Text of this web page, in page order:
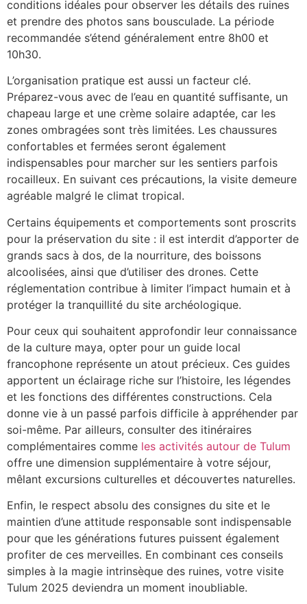
conditions idéales pour observer les détails des ruines
et prendre des photos sans bousculade. La période
recommandée s’étend généralement entre 8h00 et
10h30.
L’organisation pratique est aussi un facteur clé.
Préparez-vous avec de l’eau en quantité suffisante, un
chapeau large et une crème solaire adaptée, car les
zones ombragées sont très limitées. Les chaussures
confortables et fermées seront également
indispensables pour marcher sur les sentiers parfois
rocailleux. En suivant ces précautions, la visite demeure
agréable malgré le climat tropical.
Certains équipements et comportements sont proscrits
pour la préservation du site : il est interdit d’apporter de
grands sacs à dos, de la nourriture, des boissons
alcoolisées, ainsi que d’utiliser des drones. Cette
réglementation contribue à limiter l’impact humain et à
protéger la tranquillité du site archéologique.
Pour ceux qui souhaitent approfondir leur connaissance
de la culture maya, opter pour un guide local
francophone représente un atout précieux. Ces guides
apportent un éclairage riche sur l’histoire, les légendes
et les fonctions des différentes constructions. Cela
donne vie à un passé parfois difficile à appréhender par
soi-même. Par ailleurs, consulter des itinéraires
complémentaires comme les activités autour de Tulum
offre une dimension supplémentaire à votre séjour,
mêlant excursions culturelles et découvertes naturelles.
Enfin, le respect absolu des consignes du site et le
maintien d’une attitude responsable sont indispensable
pour que les générations futures puissent également
profiter de ces merveilles. En combinant ces conseils
simples à la magie intrinsèque des ruines, votre visite
Tulum 2025 deviendra un moment inoubliable.